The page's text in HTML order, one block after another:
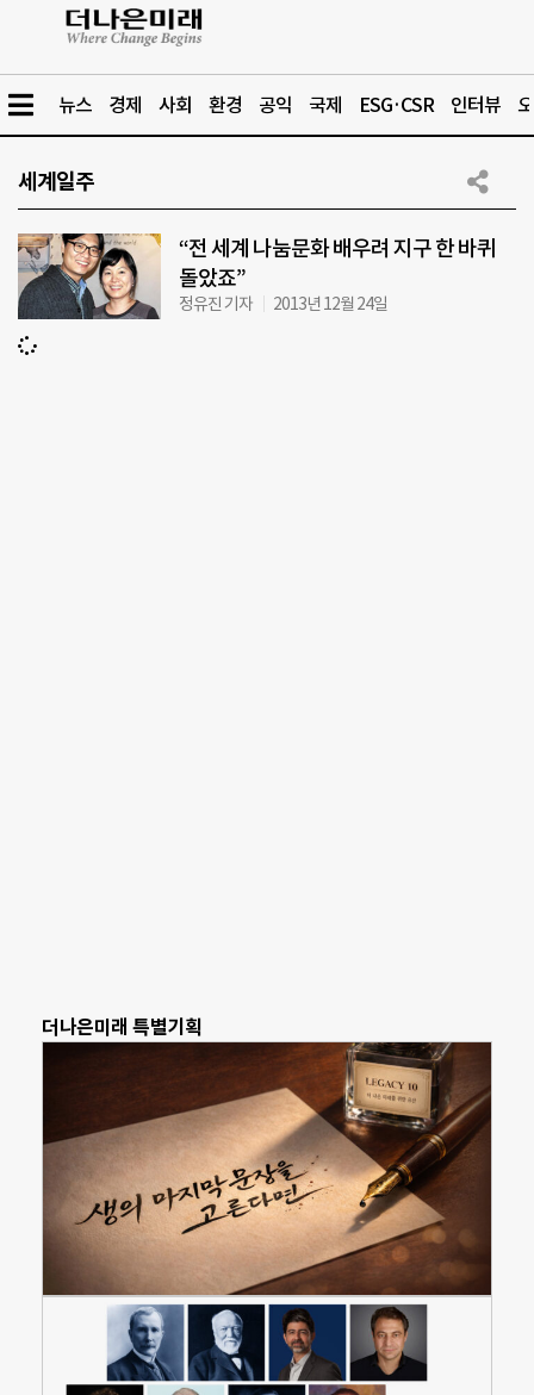
뉴스 경제 사회 환경 공익 국제 ESG·CSR 인터뷰
세계일주
“전 세계 나눔문화 배우려 지구 한 바퀴
돌았죠”
정유진 기자 2013년 12월 24일
더나은미래 특별기획